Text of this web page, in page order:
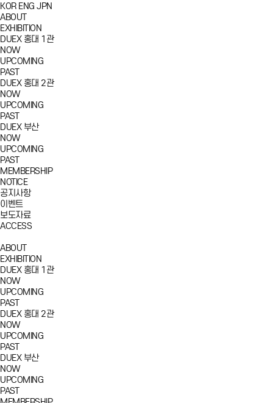
KOR ENG JPN
ABOUT
EXHIBITION
DUEX 홍대 1관
NOW
UPCOMING
PAST
DUEX 홍대 2관
NOW
UPCOMING
PAST
DUEX 부산
NOW
UPCOMING
PAST
MEMBERSHIP
NOTICE
공지사항
이벤트
보도자료
ACCESS
ABOUT
EXHIBITION
DUEX 홍대 1관
NOW
UPCOMING
PAST
DUEX 홍대 2관
NOW
UPCOMING
PAST
DUEX 부산
NOW
UPCOMING
PAST